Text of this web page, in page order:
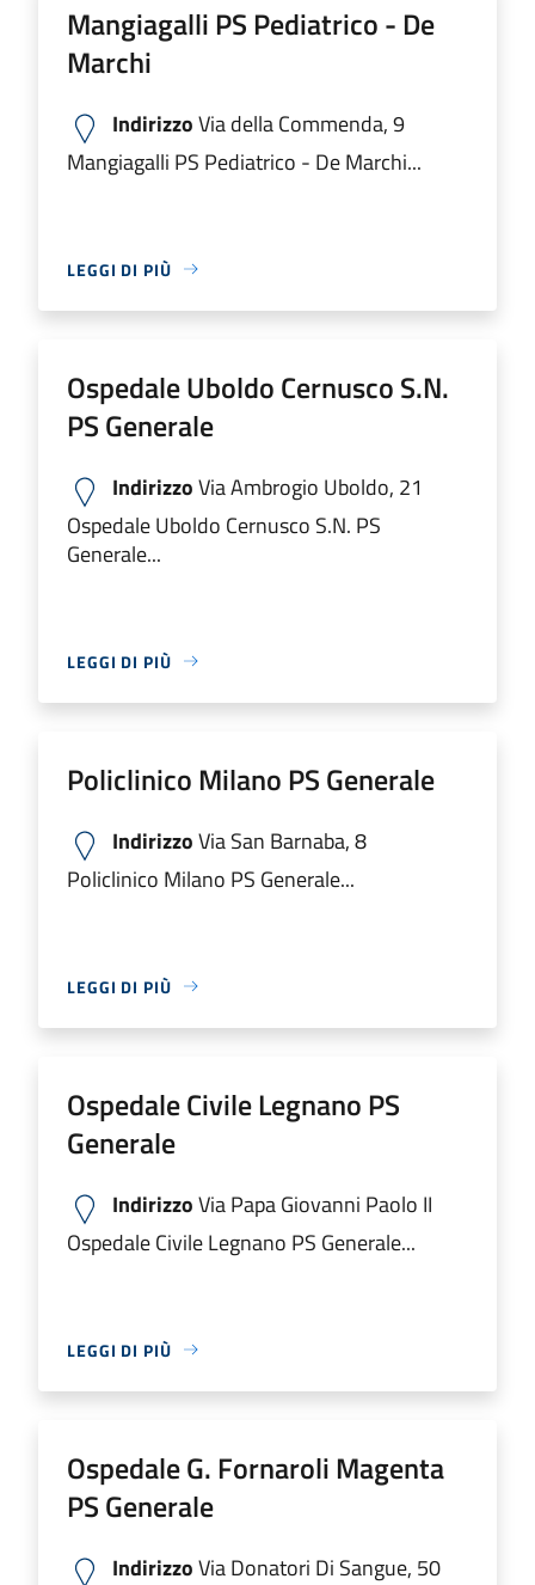
Mangiagalli PS Pediatrico - De
Marchi
IndirizzoVia della Commenda, 9
Mangiagalli PS Pediatrico - De Marchi...
LEGGI DI PIÙ
Ospedale Uboldo Cernusco S.N.
PS Generale
IndirizzoVia Ambrogio Uboldo, 21
Ospedale Uboldo Cernusco S.N. PS
Generale...
LEGGI DI PIÙ
Policlinico Milano PS Generale
IndirizzoVia San Barnaba, 8
Policlinico Milano PS Generale...
LEGGI DI PIÙ
Ospedale Civile Legnano PS
Generale
IndirizzoVia Papa Giovanni Paolo II
Ospedale Civile Legnano PS Generale...
LEGGI DI PIÙ
Ospedale G. Fornaroli Magenta
PS Generale
IndirizzoVia Donatori Di Sangue, 50